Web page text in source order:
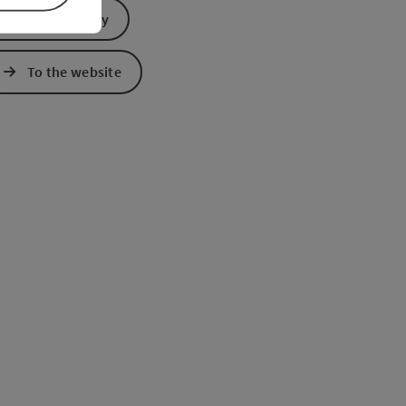
Send inquiry
To the website